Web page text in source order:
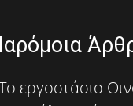
εργοστάσιο